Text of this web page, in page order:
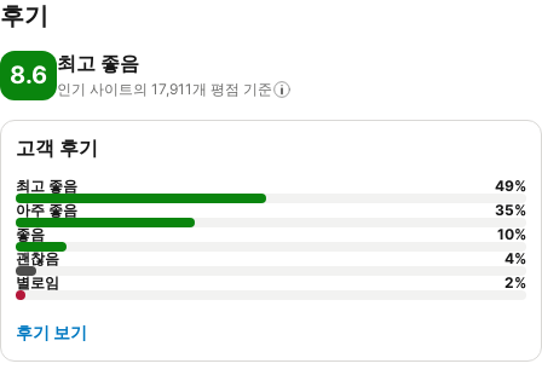
후기
8.6 최고 좋음
인기 사이트의 17,911개 평점 기준
고객 후기
최고 좋음 49%
아주 좋음
35%
좋음
10%
괜찮음
4%
별로임
2%
후기 보기